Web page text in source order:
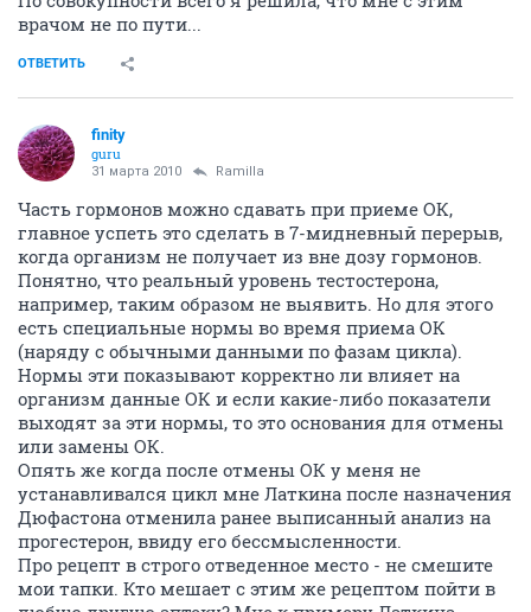
врачом не по пути...
ОТВЕТИТЬ
finity
guru
31 марта 2010 Ramilla
Часть гормонов можно сдавать при приеме ОК,
главное успеть это сделать в 7-мидневный перерыв,
когда организм не получает из вне дозу гормонов.
Понятно, что реальный уровень тестостерона,
например, таким образом не выявить. Но для этого
есть специальные нормы во время приема ОК
(наряду с обычными данными по фазам цикла).
Нормы эти показывают корректно ли влияет на
организм данные ОК и если какие-либо показатели
выходят за эти нормы, то это основания для отмены
или замены ОК.
Опять же когда после отмены ОК у меня не
устанавливался цикл мне Латкина после назначения
Дюфастона отменила ранее выписанный анализ на
прогестерон, ввиду его бессмысленности.
Про рецепт в строго отведенное место - не смешите
мои тапки. Кто мешает с этим же рецептом пойти в